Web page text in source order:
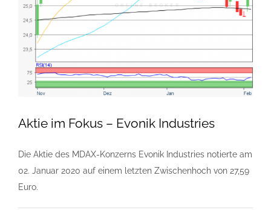
Aktie im Fokus – Evonik Industries
Die Aktie des MDAX-Konzerns Evonik Industries notierte am
02. Januar 2020 auf einem letzten Zwischenhoch von 27,59
Euro.